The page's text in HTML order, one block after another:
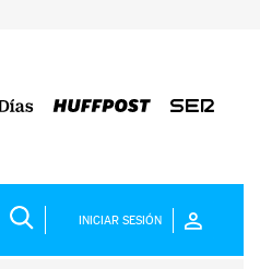
INICIAR SESIÓN